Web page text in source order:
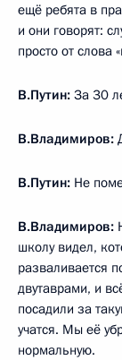
ещё ребята в
и они говорят:
просто от слова
В.Путин: За 30
В.Владимиров:
В.Путин: Не
В.Владимиров:
школу видел,
разваливается
двутаврами, и
посадили за
учатся. Мы её
нормальную.